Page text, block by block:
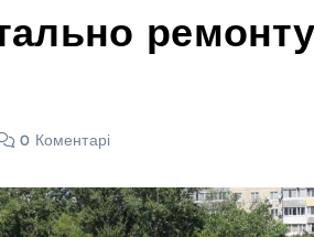
0 Коментарі